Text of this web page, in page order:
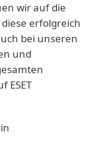
wir auf die
diese erfolgreich
bei unseren
und
ESET